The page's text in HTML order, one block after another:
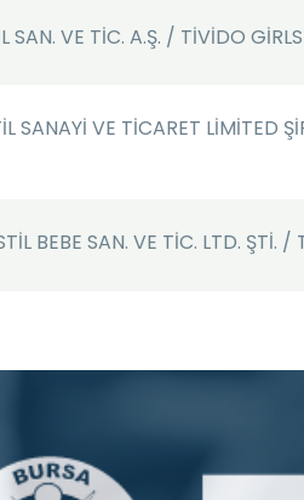
SAN. VE TİC. A.Ş. / TİVİDO
SANAYİ VE TİCARET LİMİTED
BEBE SAN. VE TİC. LTD. ŞTİ. /